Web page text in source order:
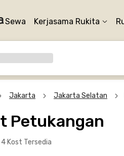
Sewa Kerjasama Rukita
Jakarta Jakarta Selatan
Petukangan
Kost Tersedia